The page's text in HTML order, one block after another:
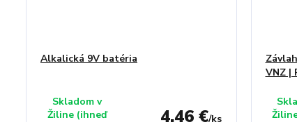
Alkalická 9V batéria
4,46 €/ks
Skladom v
Žiline (ihneď
VNZ |